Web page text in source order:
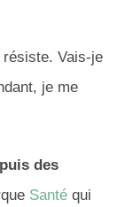
Vais-je
je me
des
Santé qui